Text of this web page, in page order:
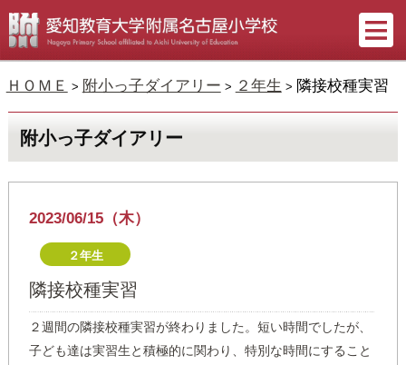
ＨＯＭＥ > 附小っ子ダイアリー > ２年生 > 隣接校種実習
附小っ子ダイアリー
2023/06/15（木）
２年生
隣接校種実習
２週間の隣接校種実習が終わりました。短い時間でしたが、
子ども達は実習生と積極的に関わり、特別な時間にすること